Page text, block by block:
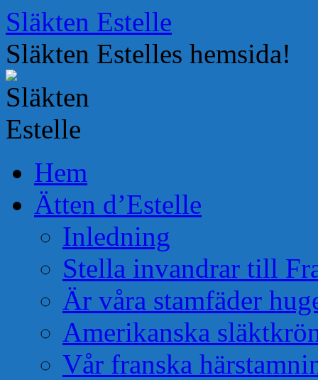
Hoppa
till
innehåll
Släkten Estelle
Släkten Estelles hemsida!
Hem
Ätten d’Estelle
Inledning
Stella invandrar till
Är våra stamfäder
Amerikanska
Vår franska